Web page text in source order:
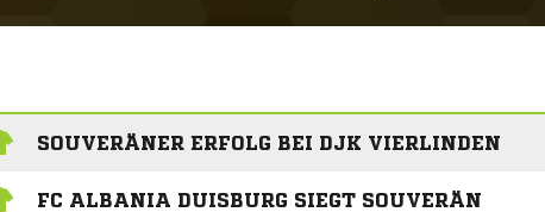
SOUVERÄNER ERFOLG BEI DJK VIERLINDEN
FC ALBANIA DUISBURG SIEGT SOUVERÄN